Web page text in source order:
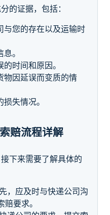
的证据，包括：
与您的存在以及运输时
。
时间和原因。
物因延误而变质的情
失情况。
赔流程详解
下来需要了解具体的
，应及时与快递公司沟
要求。